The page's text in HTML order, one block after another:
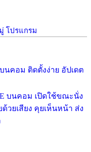
โปรแกรม
นคอม ติดตั้งง่าย อัปเดต
บนคอม เปิดใช้ขณะนั่ง
วยเสียง คุยเห็นหน้า ส่ง